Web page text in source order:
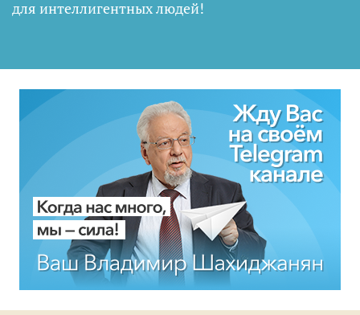
для интеллигентных людей!